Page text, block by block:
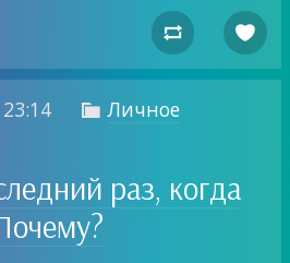
 
23:14  Личное
раз, когда